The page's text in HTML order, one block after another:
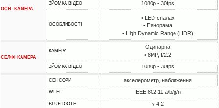
ОСН. КАМЕРА
ЗЙОМКА ВІДЕО 1080p - 30fps
ОСОБЛИВОСТІ
• LED-спалах
• Панорама
• High Dynamic Range (HDR)
СЕЛФІ КАМЕРА
КАМЕРА
Одинарна
• 8MP, f/2.2
ЗЙОМКА ВІДЕО 1080p - 30fps
СЕНСОРИ акселерометр, наближення
WI-FI IEEE 802.11 a/b/g/n
BLUETOOTH v 4.2